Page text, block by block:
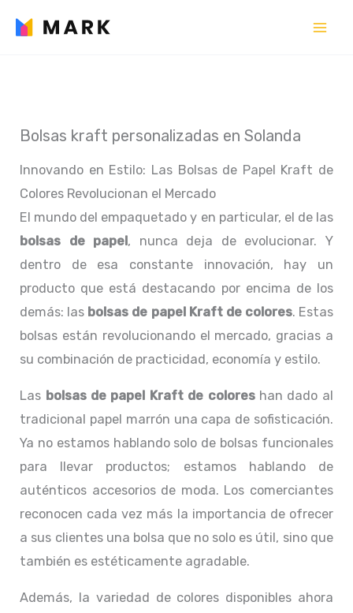
Bolsas kraft personalizadas en Solanda
Innovando en Estilo: Las Bolsas de Papel Kraft de
Colores Revolucionan el Mercado
El mundo del empaquetado y en particular, el de las
bolsas de papel, nunca deja de evolucionar. Y
dentro de esa constante innovación, hay un
producto que está destacando por encima de los
demás: las bolsas de papel Kraft de colores. Estas
bolsas están revolucionando el mercado, gracias a
su combinación de practicidad, economía y estilo.
Las bolsas de papel Kraft de coloreshan dado al
tradicional papel marrón una capa de sofisticación.
Ya no estamos hablando solo de bolsas funcionales
para llevar productos; estamos hablando de
auténticos accesorios de moda. Los comerciantes
reconocen cada vez más la importancia de ofrecer
a sus clientes una bolsa que no solo es útil, sino que
también es estéticamente agradable.
Además, la variedad de colores disponibles ahora